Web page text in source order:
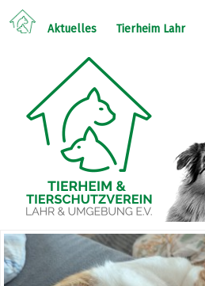
Aktuelles Tierheim Lahr